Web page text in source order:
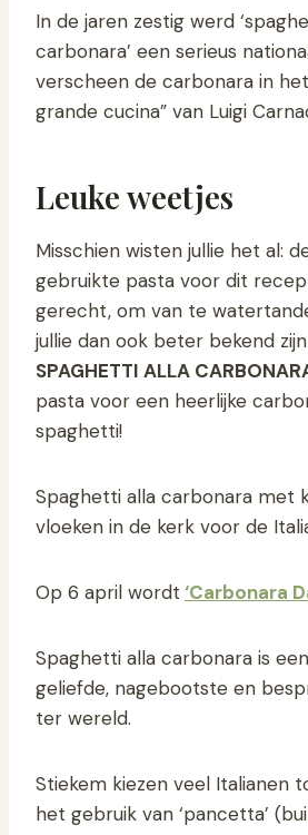
In de jaren zestig werd
carbonara’ een serieus
verscheen de carbonara in
grande cucina” van Luigi
Leuke weetjes
Misschien wisten jullie het al:
gebruikte pasta voor dit
gerecht, om van te
jullie dan ook beter bekend
SPAGHETTI ALLA
pasta voor een heerlijke
spaghetti!
Spaghetti alla carbonara met
vloeken in de kerk voor de
Op 6 april wordt ‘Carbonara
Spaghetti alla carbonara is
geliefde, nagebootste en
ter wereld.
Stiekem kiezen veel Italianen
het gebruik van ‘pancetta’